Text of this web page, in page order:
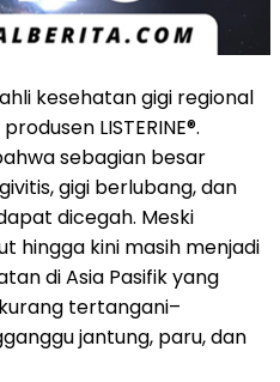
kesehatan gigi regional
LISTERINE®.
sebagian besar
gigi berlubang, dan
dicegah. Meski
hingga kini masih menjadi
di Asia Pasifik yang
tertangani–
jantung, paru, dan